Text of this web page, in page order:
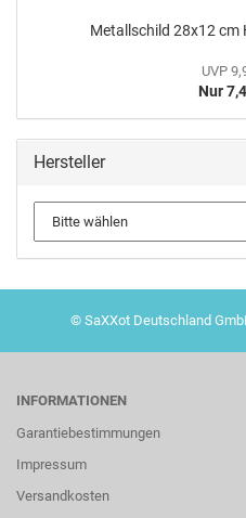
Metallschild 28x12 cm
UVP
Nur
Hersteller
© SaXXot Deutschland
INFORMATIONEN
Garantiebestimmungen
Impressum
Versandkosten